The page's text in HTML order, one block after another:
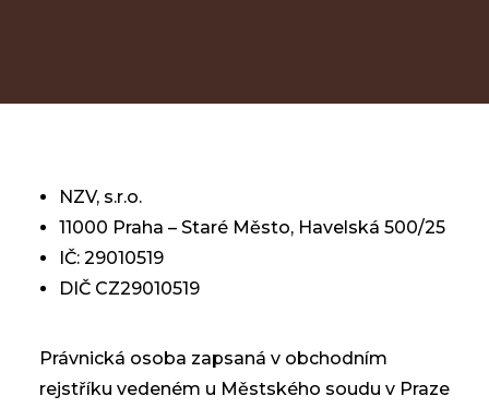
REZERVACE
NZV, s.r.o.
11000 Praha – Staré Město, Havelská 500/25
IČ: 29010519
DIČ CZ29010519
Právnická osoba zapsaná v obchodním
rejstříku vedeném u Městského soudu v Praze